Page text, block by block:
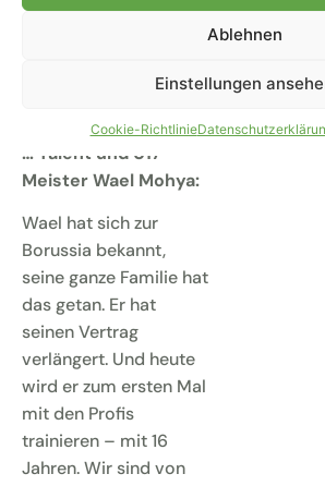
Ablehnen
Einstellungen
Cookie-Richtlinie
und Tiago Pereira
… Talent und U17-
Meister Wael Mohya:
Wael hat sich zur
Borussia bekannt,
seine ganze Familie hat
das getan. Er hat
seinen Vertrag
verlängert. Und heute
wird er zum ersten Mal
mit den Profis
trainieren – mit 16
Jahren. Wir sind von